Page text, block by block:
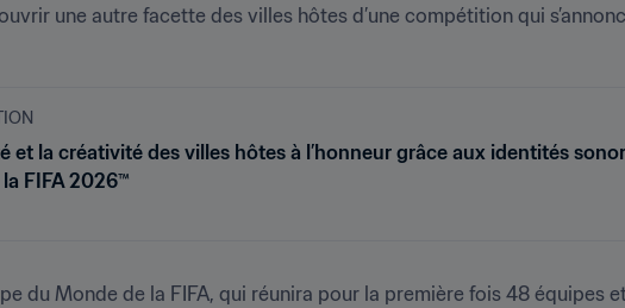
une autre facette des villes hôtes d’une compétition qui
et la créativité des villes hôtes à l’honneur grâce aux identités
FIFA 2026™
du Monde de la FIFA, qui réunira pour la première fois 48 équipes